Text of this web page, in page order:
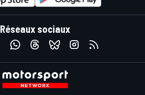
Réseaux sociaux